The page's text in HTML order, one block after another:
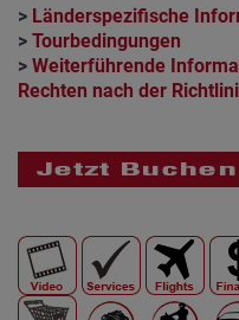
> Länderspezifische
> Tourbedingungen
> Weiterführende
Rechten nach der